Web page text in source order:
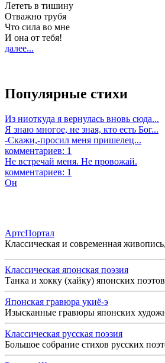
Лететь в тишину
Отважно трубя
Что сила во мне
И она от тебя!
далее...
Популярные стихи
Из ниоткуда я вернулась вновь сюда...
Я знаю многое, не зная, кто есть Бог...
-Скажи,-просил меня пришелец...
комментариев: 1
Не встречай меня. Не провожай.
комментариев: 1
Он
АртсПортал
Классическая и современная
Классическая японская поэзия
Танка и хокку (хайку) японских поэтов
Японская гравюра укиё-э
Изысканные гравюры японских
Классическая русская поэзия
Большое собрание стихов русских